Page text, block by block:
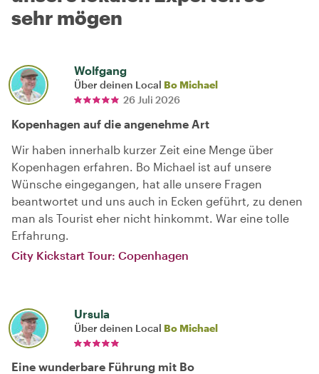
sehr mögen
Wolfgang
Über deinen Local Bo Michael
26 Juli 2026
Kopenhagen auf die angenehme Art
Wir haben innerhalb kurzer Zeit eine Menge über
Kopenhagen erfahren. Bo Michael ist auf unsere
Wünsche eingegangen, hat alle unsere Fragen
beantwortet und uns auch in Ecken geführt, zu denen
man als Tourist eher nicht hinkommt. War eine tolle
Erfahrung.
City Kickstart Tour: Copenhagen
Ursula
Über deinen Local Bo Michael
Eine wunderbare Führung mit Bo